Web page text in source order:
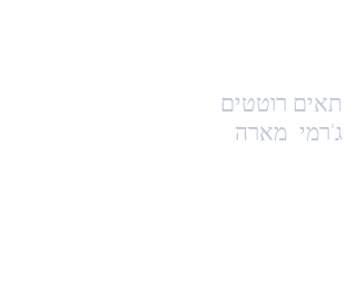
תאים רוטטים
ג'רמי מארה